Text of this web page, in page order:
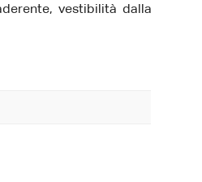
vestibilità dalla